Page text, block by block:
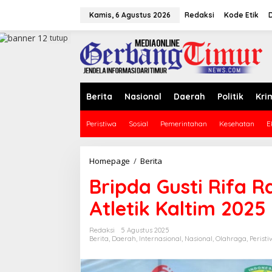
a
Kamis, 6 Agustus 2026 Redaksi Kode Etik
Berita Nasional Daerah Politik
Peristiwa Sosial Pemerintahan Kesehatan
tutup
Homepage / Berita
i
p
d
a
G
u
t
Bripda Gusti Rifa
Atletik Kaltim 2025
Redaksi
5 Agustus 2025
Berita, Daerah, Internasional, Nasional, Olahraga,